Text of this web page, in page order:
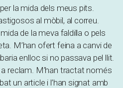
la mida dels meus pits.
al mòbil, al correu.
de la meva faldilla o pels
M’han ofert feina a canvi de
enlloc si no passava pel llit.
reclam. M’han tractat només
un article i l’han signat amb